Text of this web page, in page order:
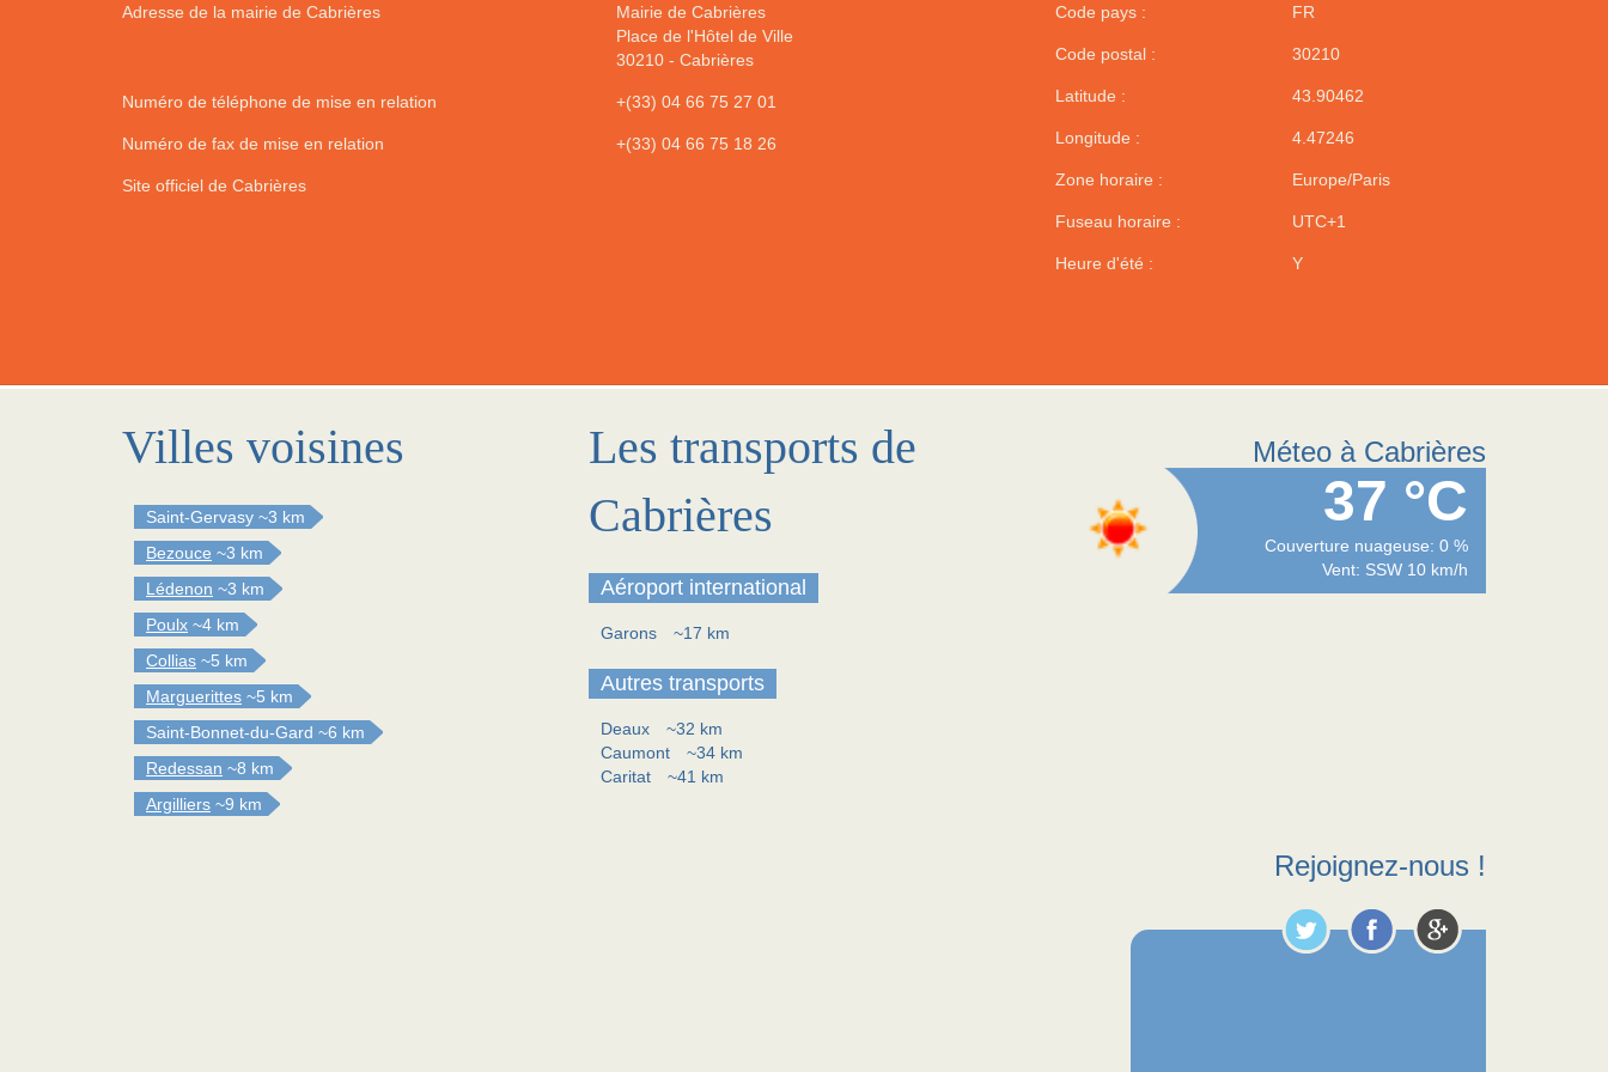
Adresse de la mairie de Cabrières
Mairie de Cabrières
Place de l'Hôtel de Ville
30210- Cabrières
Numéro de téléphone de mise en relation +(33) 04 66 75 27 01
Numéro de fax de mise en relation +(33) 04 66 75 18 26
Site officiel de Cabrières
Code pays : FR
Code postal : 30210
Latitude : 43.90462
Longitude : 4.47246
Zone horaire : Europe/Paris
Fuseau horaire : UTC+1
Heure d'été : Y
Villes voisines
Saint-Gervasy ~3 km
Bezouce ~3 km
Lédenon ~3 km
Poulx ~4 km
Collias ~5 km
Marguerittes ~5 km
Saint-Bonnet-du-Gard ~6 km
Redessan ~8 km
Argilliers ~9 km
Les transports de
Cabrières
Aéroport international
Garons ~17 km
Autres transports
Deaux
~32 km
Caumont
~34 km
Caritat
~41 km
Méteo à Cabrières
37 °C
Couverture nuageuse: 0 %
Vent: SSW 10 km/h
Rejoignez-nous !